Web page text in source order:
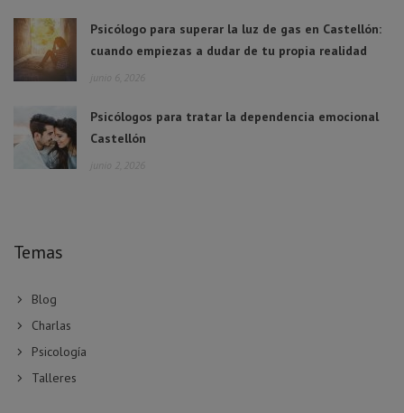
Psicólogo para superar la luz de gas en Castellón:
cuando empiezas a dudar de tu propia realidad
junio 6, 2026
Psicólogos para tratar la dependencia emocional
Castellón
junio 2, 2026
Temas
Blog
Charlas
Psicología
Talleres